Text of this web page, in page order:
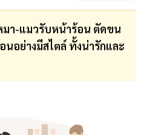
มา-แมวรับหน้าร้อน ตัดขน
นอย่างมีสไตล์ ทั้งน่ารักและ